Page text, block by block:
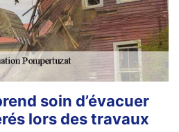
soin d’évacuer
lors des travaux